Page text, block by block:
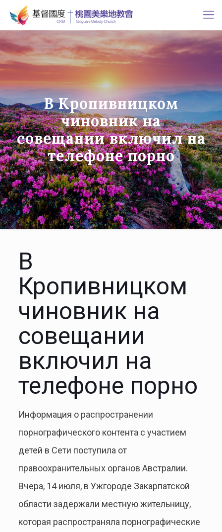
В Кропивницком
чиновник на
совещании включил на
телефоне порно
В
Кропивницком
чиновник на
совещании
включил на
телефоне порно
Информация о распространении
порнографического контента с участием
детей в Сети поступила от
правоохранительных органов Австралии.
Вчера, 14 июля, в Ужгороде Закарпатской
области задержали местную жительницу,
которая распространяла порнографические